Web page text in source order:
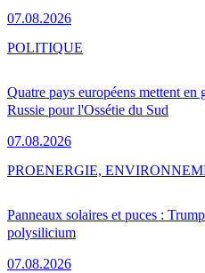
07.08.2026
Quatre pays européens mettent en
Russie pour l'Ossétie du Sud
07.08.2026
POLITIQUE
Panneaux solaires et puces :
polysilicium
07.08.2026
PROENERGIE,